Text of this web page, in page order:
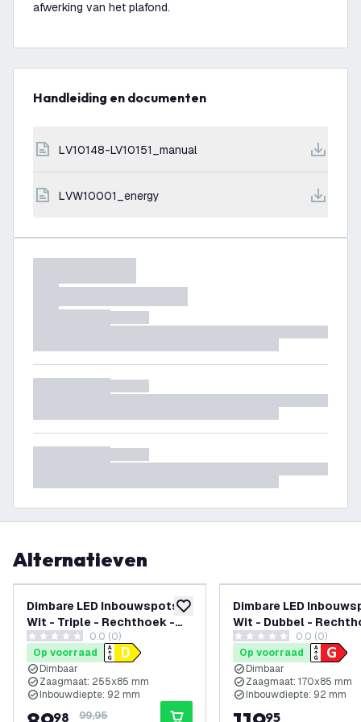
afwerking van het plafond.
Handleiding en documenten
LV10148-LV10151_manual
LVW10001_energy
Alternatieven
toevoegen aan verlanglijst
Dimbare LED Inbouwspots -
Wit - Triple - Rechthoek -
3W - 2700K - 345 Lumen -
270x100mm - 6 pack
0 score sterren0.0 (0)
Op voorraad
Dimbaar
Zaagmaat: 255x85 mm
Inbouwdiepte: 92 mm
98
99,95
Dimbare LED
Wit - Dubbel -
4.9W - RGB+CCT -
Lumen - 185x100mm
pack
0 score sterren0.0 (0)
Op voorraad
Dimbaar
Zaagmaat: 170x85 mm
Inbouwdiepte: 92 mm
95